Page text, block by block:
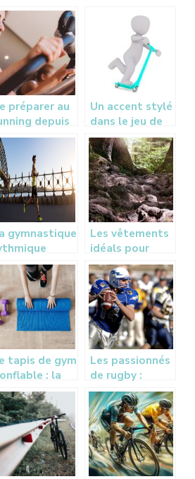
choisir ?
préparer au
depuis
soi : Le
elliptique
Un accent stylé
dans le jeu de
trottinette
gymnastique
Les vêtements
idéals pour
effectuer le
trail
tapis de gym
: la
pour
salles de
Les passionnés
de rugby :
pourquoi suivre
les blogs
d’actualité